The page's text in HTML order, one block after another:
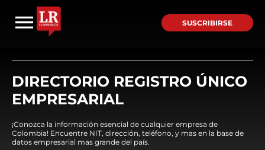
SUSCRIBIRSE
DIRECTORIO REGISTRO ÚNICO
EMPRESARIAL
¡Conozca la información esencial de cualquier empresa de
Colombia! Encuentre NIT, dirección, teléfono, y mas en la base de
datos empresarial mas grande del país.